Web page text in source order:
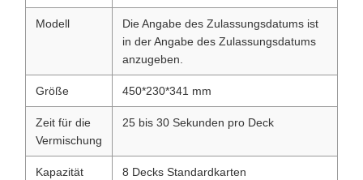
Modell
Die Angabe des Zulassungsdatums ist
in der Angabe des Zulassungsdatums
anzugeben.
Größe 450*230*341 mm
Zeit für die
Vermischung
25 bis 30 Sekunden pro Deck
Kapazität 8 Decks Standardkarten